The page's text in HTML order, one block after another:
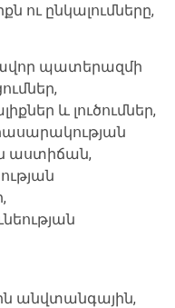
ու ընկալումները,
պատերազմի
և լուծումներ,
աստիճան,
անվտանգային,